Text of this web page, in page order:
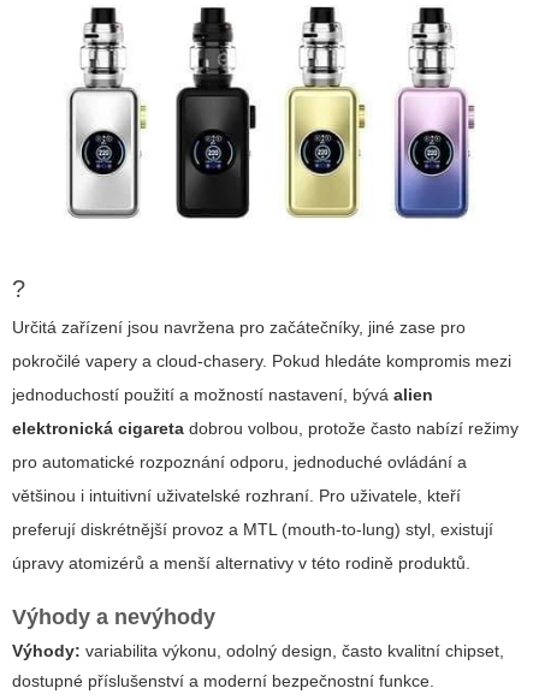
?
Určitá zařízení jsou navržena pro začátečníky, jiné zase pro
pokročilé vapery a cloud-chasery. Pokud hledáte kompromis mezi
jednoduchostí použití a možností nastavení, bývá alien
elektronická cigareta dobrou volbou, protože často nabízí režimy
pro automatické rozpoznání odporu, jednoduché ovládání a
většinou i intuitivní uživatelské rozhraní. Pro uživatele, kteří
preferují diskrétnější provoz a MTL (mouth-to-lung) styl, existují
úpravy atomizérů a menší alternativy v této rodině produktů.
Výhody a nevýhody
Výhody: variabilita výkonu, odolný design, často kvalitní chipset,
dostupné příslušenství a moderní bezpečnostní funkce.